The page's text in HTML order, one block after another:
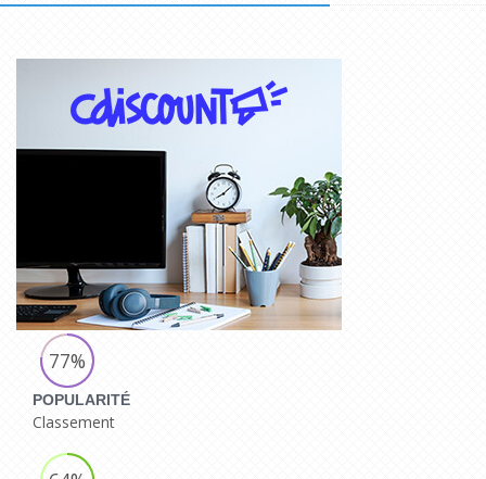
77%
POPULARITÉ
Classement